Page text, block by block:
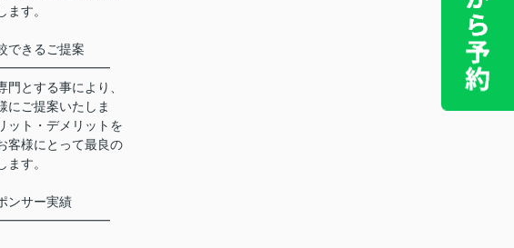
す。
できるご提案
とする事により、
にご提案いたしま
ット・デメリットを
客様にとって最良の
す。
ンサー実績